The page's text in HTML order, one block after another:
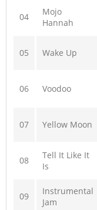
04
Mojo
Hannah
05 Wake Up
06 Voodoo
07 Yellow Moon
08
Tell It Like It
Is
09
Instrumental
Jam